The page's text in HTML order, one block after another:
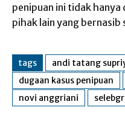
penipuan ini tidak
pihak lain yang bernasib
tags andi tatang
dugaan kasus penipuan
novi anggriani